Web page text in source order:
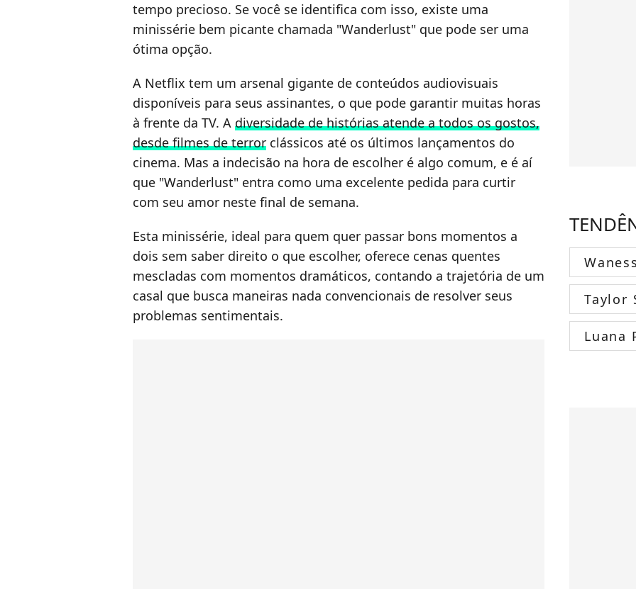
tempo precioso. Se você se identifica com isso, existe uma
minissérie bem picante chamada "Wanderlust" que pode ser uma
ótima opção.
A Netflix tem um arsenal gigante de conteúdos audiovisuais
disponíveis para seus assinantes, o que pode garantir muitas horas
à frente da TV. A diversidade de histórias atende a todos os gostos,
desde filmes de terror clássicos até os últimos lançamentos do
cinema. Mas a indecisão na hora de escolher é algo comum, e é aí
que "Wanderlust" entra como uma excelente pedida para curtir
com seu amor neste final de semana.
Esta minissérie, ideal para quem quer passar bons momentos a
dois sem saber direito o que escolher, oferece cenas quentes
mescladas com momentos dramáticos, contando a trajetória de um
casal que busca maneiras nada convencionais de resolver seus
problemas sentimentais.
Taylor
Luana